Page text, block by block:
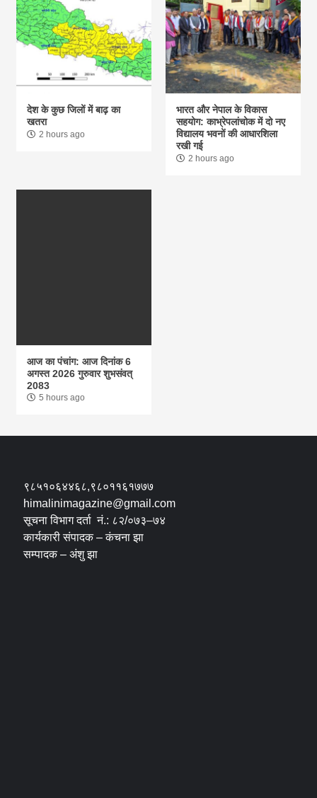
देश के कुछ जिलों में बाढ़ का
खतरा
2 hours ago
भारत और नेपाल के विकास
सहयोग: काभ्रेपलांचोक में दो नए
विद्यालय भवनों की आधारशिला
रखी गई
2 hours ago
आज का पंचांग: आज दिनांक 6
अगस्त 2026 गुरुवार शुभसंवत्
2083
5 hours ago
९८५१०६४४६८,९८०११६१७७७
himalinimagazine@gmail.com
सूचना विभाग दर्ता नं.: ८२/०७३–७४
कार्यकारी संपादक – कंचना झा
सम्पादक – अंशु झा